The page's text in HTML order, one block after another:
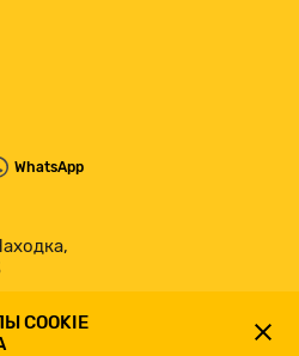
WhatsApp
COOKIE